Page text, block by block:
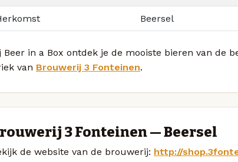
Beersel
Beer in a Box ontdek je de mooiste bieren van de
van Brouwerij 3 Fonteinen.
3 Fonteinen — Beersel
de website van de brouwerij: http://